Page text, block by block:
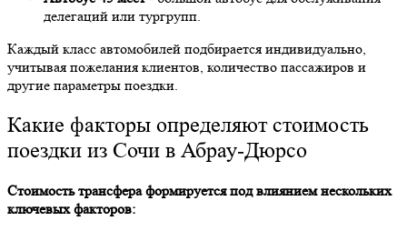
делегаций или тургрупп.
Каждый класс автомобилей подбирается индивидуально,
учитывая пожелания клиентов, количество пассажиров и
другие параметры поездки.
Какие факторы определяют стоимость
поездки из Сочи в Абрау-Дюрсо
Стоимость трансфера формируется под влиянием нескольких
ключевых факторов: